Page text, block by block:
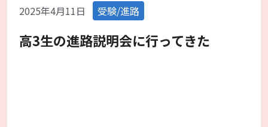
2025年4月11日 カ
テ
ゴ
リ
受験/進路
高3生の進路説明会に行ってきた